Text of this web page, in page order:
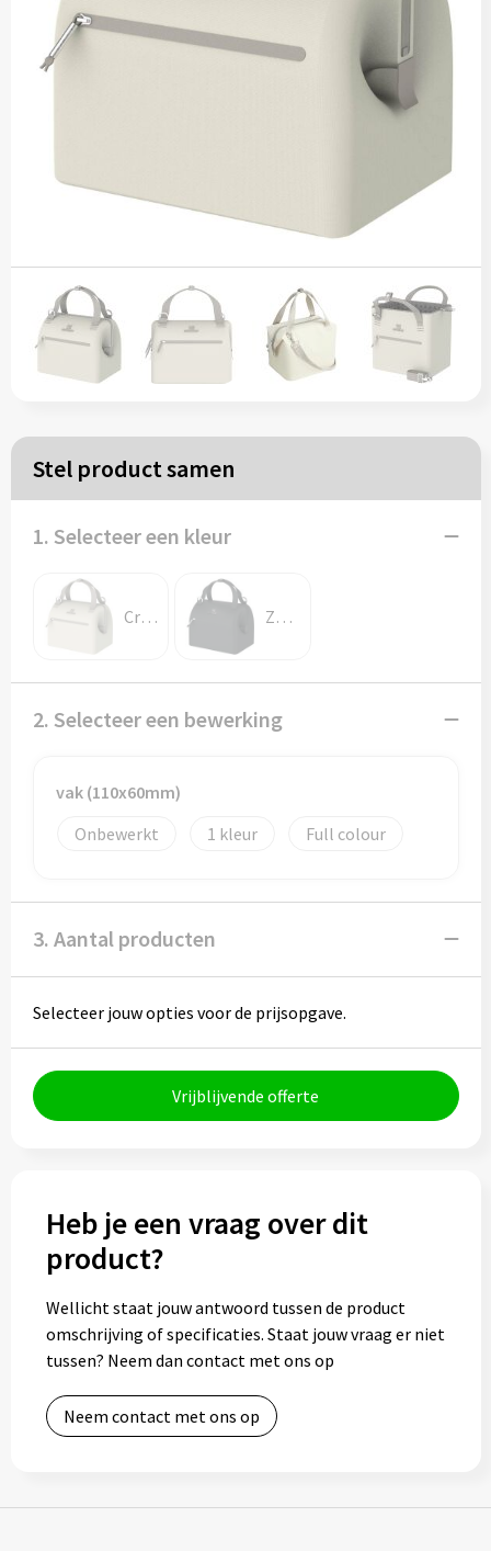
Papieren tassen
Koeltassen
Schrijf & papierwaren
Potloden
Geschenksets
Notaboekjes
Notablokken
Eten & drinken
Bidons
Drinkbekers
Drinkflessen
Thermosbekers
Mokken & kopjes
Glazen
Snoep
Stel product samen
1. Selecteer een kleur
Crème Zwart
2. Selecteer een bewerking
vak (110x60mm)
Onbewerkt
1 Full colour
3. Aantal producten
Selecteer jouw opties voor de prijsopgave.
Vrijblijvende offerte
Heb je een vraag over dit
product?
Wellicht staat jouw antwoord tussen de product
omschrijving of specificaties. Staat jouw vraag er niet
tussen? Neem dan contact met ons op
Neem contact met ons op